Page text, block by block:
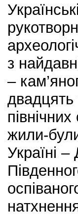
з
–
двадцять
жили-
Україні